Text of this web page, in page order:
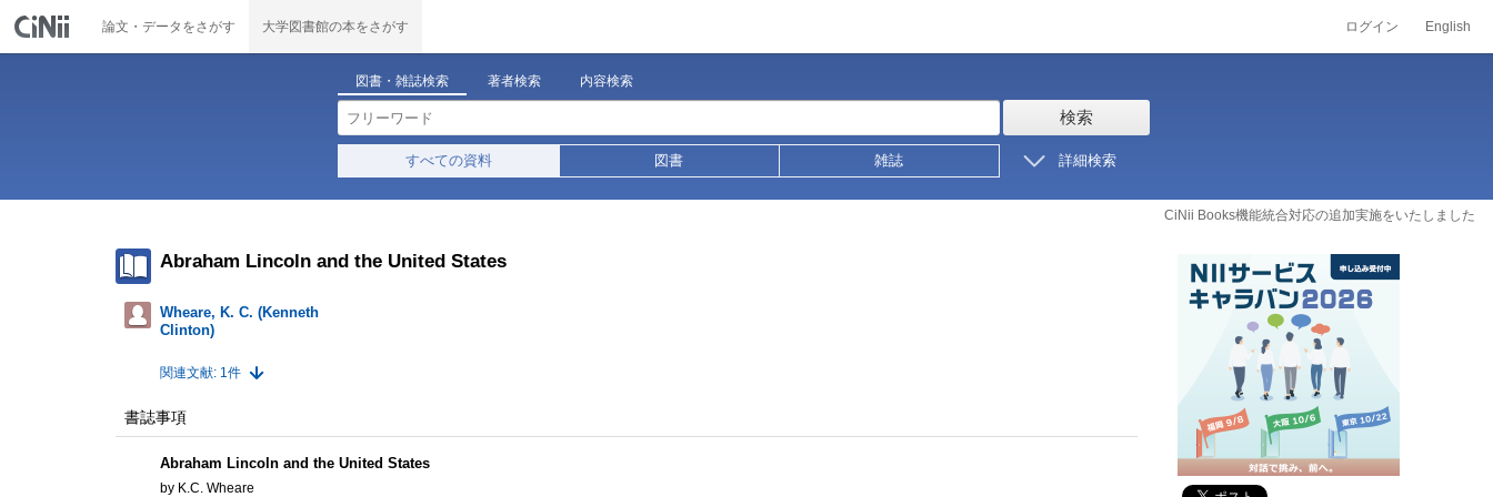
論文・データをさがす 大学図書館の本をさがす ログイン English
図書・雑誌検索 著者検索 内容検索
検索
すべての資料 図書 雑誌 詳細検索
CiNii Books機能統合対応の追加実施をいたしました
Abraham Lincoln and the United States
Wheare, K. C. (Kenneth
Clinton)
関連文献: 1件
書誌事項
Abraham Lincoln and the United States
by K.C. Wheare